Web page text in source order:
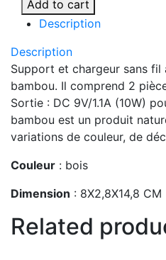
Add to cart
Description
Description
Support et chargeur sans fil
bambou. Il comprend 2
Sortie : DC 9V/1.1A (10W)
bambou est un produit
variations de couleur, de
Couleur : bois
Dimension : 8X2,8X14,8 CM
Related